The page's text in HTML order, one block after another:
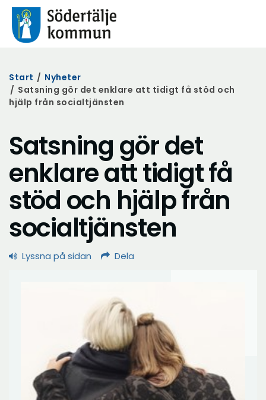
Start / Nyheter
/ Satsning gör det enklare att tidigt få stöd och
hjälp från socialtjänsten
Satsning gör det
enklare att tidigt få
stöd och hjälp från
socialtjänsten
Lyssna på sidan Dela